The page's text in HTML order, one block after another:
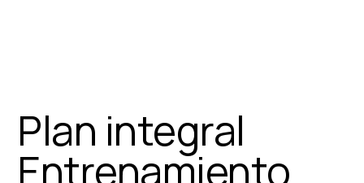
Plan integral
Entrenamiento